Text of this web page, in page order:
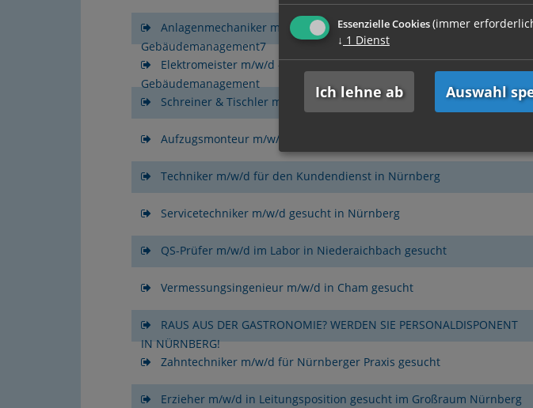
Anlagenmechaniker m/w/d - Servicetechniker m/w/d im
Gebäudemanagement7
Elektromeister m/w/d - Elektrotechniker m/w/d im
Gebäudemanagement
Schreiner & Tischler m/w/d für Innenausbau in Nürnberg
Aufzugsmonteur m/w/d mit Übernahme in Nürnberg gesucht
Techniker m/w/d für den Kundendienst in Nürnberg
Servicetechniker m/w/d gesucht in Nürnberg
QS-Prüfer m/w/d im Labor in Niederaichbach gesucht
Vermessungsingenieur m/w/d in Cham gesucht
RAUS AUS DER GASTRONOMIE? WERDEN SIE PERSONALDISPONENT
IN NÜRNBERG!
Zahntechniker m/w/d für Nürnberger Praxis gesucht
Erzieher m/w/d in Leitungsposition gesucht im Großraum Nürnberg
Essenzielle Cookies(immer
↓ 1 Dienst
Ich lehne ab Auswahl